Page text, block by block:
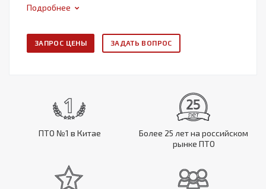
Подробнее
ЗАПРОС ЦЕНЫ ЗАДАТЬ ВОПРОС
ПТО №1 в Китае
Более 25 лет на российском
рынке ПТО